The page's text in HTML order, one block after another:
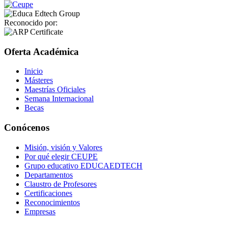
Reconocido por:
Oferta Académica
Inicio
Másteres
Maestrías Oficiales
Semana Internacional
Becas
Conócenos
Misión, visión y Valores
Por qué elegir CEUPE
Grupo educativo EDUCAEDTECH
Departamentos
Claustro de Profesores
Certificaciones
Reconocimientos
Empresas